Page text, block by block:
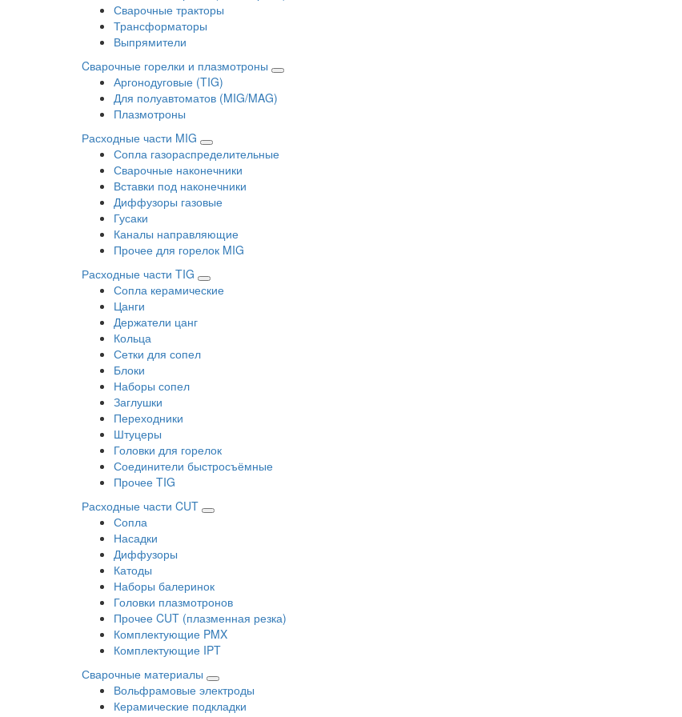
Сварочные тракторы
Трансформаторы
Выпрямители
Cварочные горелки и плазмотроны
Аргонодуговые (TIG)
Для полуавтоматов (MIG/MAG)
Плазмотроны
Расходные части MIG
Сопла газораспределительные
Сварочные наконечники
Вставки под наконечники
Диффузоры газовые
Гусаки
Каналы направляющие
Прочее для горелок MIG
Расходные части TIG
Сопла керамические
Цанги
Держатели цанг
Кольца
Сетки для сопел
Блоки
Наборы сопел
Заглушки
Переходники
Штуцеры
Головки для горелок
Соединители быстросъёмные
Прочее TIG
Расходные части CUT
Сопла
Насадки
Диффузоры
Катоды
Наборы балеринок
Головки плазмотронов
Прочее CUT (плазменная резка)
Комплектующие PMX
Комплектующие IPT
Сварочные материалы
Вольфрамовые электроды
Керамические подкладки